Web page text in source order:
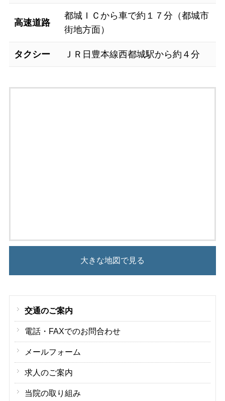
高速道路
都城ＩＣから車で約１７分（都城市
街地方面）
タクシー ＪＲ日豊本線西都城駅から約４分
大きな地図で見る
交通のご案内
電話・FAXでのお問合わせ
メールフォーム
求人のご案内
当院の取り組み